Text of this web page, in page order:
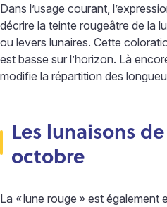
Dans l’usage courant,
décrire la teinte rougeâtre de la
ou levers lunaires. Cette
est basse sur l’horizon. Là
modifie la répartition des
Les lunaisons
octobre
La «lune rouge » est également